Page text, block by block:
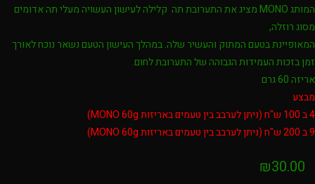
המותג MONO מציג את התערובת תה קלילה לעישון העשויה מעלי תה אדומים
מסוג רוזלה,
המאופיינת בטעם המתוק והעשיר שלה. במהלך העישון הטעם נשאר נוכח לאורך
זמן בזכות העמידות הגבוהה של התערובת לחום.
אריזה 60 גרם
מבצע
4 ב 100 ש"ח (ניתן לערבב בין טעמים באריזות MONO 60g)
9 ב 200 ש"ח (ניתן לערבב בין טעמים באריזות MONO 60g)
₪30.00